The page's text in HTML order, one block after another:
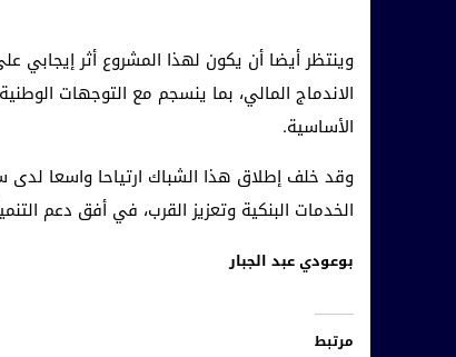
وينتظر أيضا أن يكون لهذا المشروع أثر إيجابي
الاندماج المالي، بما ينسجم مع التوجهات
الأساسية.
وقد خلف إطلاق هذا الشباك ارتياحا واسعا لدى
الخدمات البنكية وتعزيز القرب، في أفق دعم
بوعودي عبد الجبار
مرتبط